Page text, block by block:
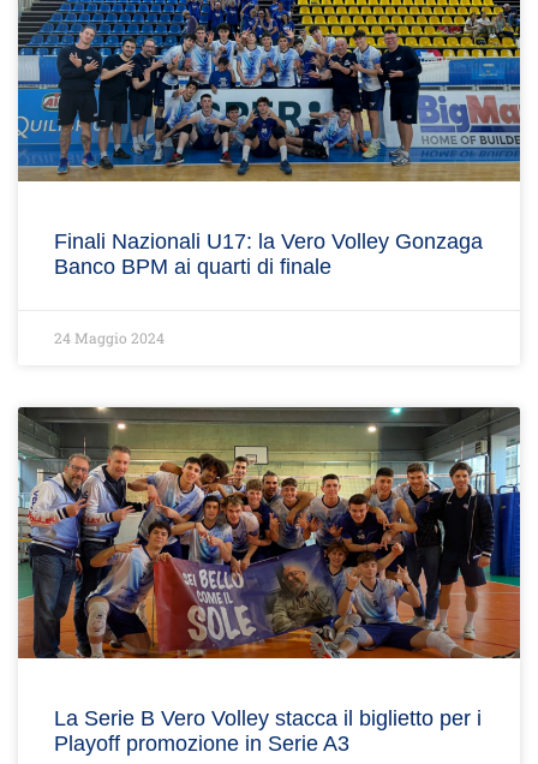
Finali Nazionali U17: la Vero Volley Gonzaga
Banco BPM ai quarti di finale
24 Maggio 2024
La Serie B Vero Volley stacca il biglietto per i
Playoff promozione in Serie A3